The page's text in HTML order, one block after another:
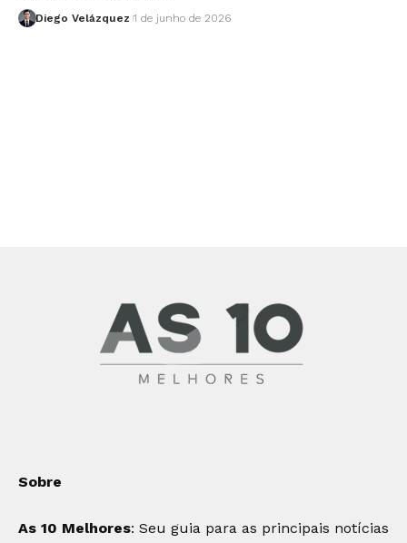
Diego Velázquez 1 de junho de 2026
Sobre
As 10 Melhores: Seu guia para as principais notícias